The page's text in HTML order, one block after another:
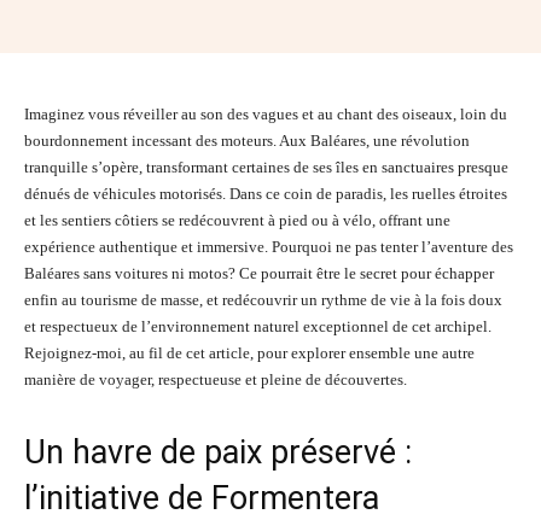
Imaginez vous réveiller au son des vagues et au chant des oiseaux, loin du
bourdonnement incessant des moteurs. Aux Baléares, une révolution
tranquille s’opère, transformant certaines de ses îles en sanctuaires presque
dénués de véhicules motorisés. Dans ce coin de paradis, les ruelles étroites
et les sentiers côtiers se redécouvrent à pied ou à vélo, offrant une
expérience authentique et immersive. Pourquoi ne pas tenter l’aventure des
Baléares sans voitures ni motos? Ce pourrait être le secret pour échapper
enfin au tourisme de masse, et redécouvrir un rythme de vie à la fois doux
et respectueux de l’environnement naturel exceptionnel de cet archipel.
Rejoignez-moi, au fil de cet article, pour explorer ensemble une autre
manière de voyager, respectueuse et pleine de découvertes.
Un havre de paix préservé :
l’initiative de Formentera